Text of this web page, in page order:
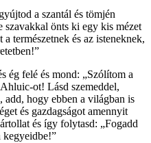
a szantál és tömjén
szavakkal önts ki egy kis mézet
természetnek és az isteneknek,
ég felé és mond: „Szólítom a
ot! Lásd szemeddel,
add, hogy ebben a világban is
és gazdagságot amennyit
és így folytasd: „Fogadd
kegyeidbe!”